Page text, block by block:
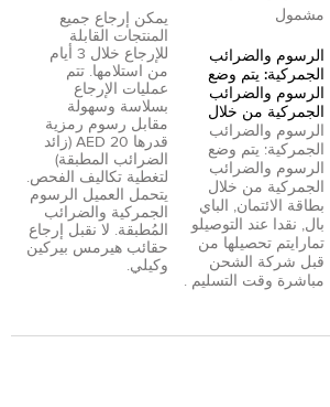
مشمول
الرسوم والضرائب
الجمركية: يتم وضع
الرسوم والضرائب
الجمركية من خلال
الرسوم والضرائب
الجمركية: يتم وضع
الرسوم والضرائب
الجمركية من خلال
بطاقة الائتمان
الباي
بال
نقدا عند التوصيلو
تمارا يتم تحصيلها من
قبل شركة الشحن
مباشرة وقت التسليم .
يمكن إرجاع جميع
المنتجات القابلة
للإرجاع خلال 3 أيام
من استلامها. تتم
عمليات الإرجاع
بسلاسة وسهولة
مقابل رسوم رمزية
قدرها 20 AED (زائد
الضرائب المطبقة)
لتغطية تكاليف الفحص.
يتحمل العميل الرسوم
الجمركية والضرائب
المُطبقة. لا نقبل إرجاع
حقائب هيرمس بيركين
وكيلي.